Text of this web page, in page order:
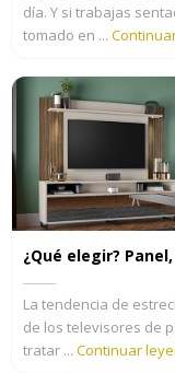
día. Y si trabajas
tomado en ...
¿Qué elegir?
La tendencia de
de los televisores de
tratar ... Continuar